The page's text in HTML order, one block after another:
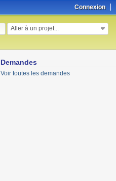
Connexion
Aller à un projet...
Demandes
Voir toutes les demandes